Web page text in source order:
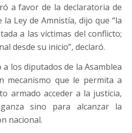
a favor de la declaratoria de
Ley de Amnistía, dijo que “la
a las víctimas del conflicto;
desde su inicio”, declaró.
los diputados de la Asamblea
mecanismo que le permita a
armado acceder a la justicia,
sino para alcanzar la
nacional.